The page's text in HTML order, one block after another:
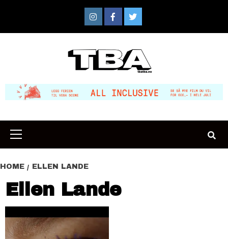
content
InstagramFacebook
Twitter
Primary
Menu
HOME ELLEN LANDE
Ellen Lande